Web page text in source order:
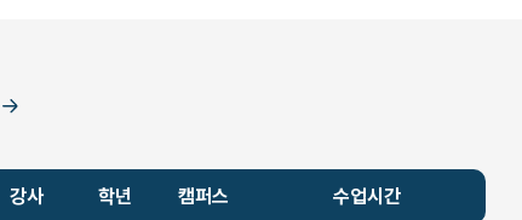
강사 학년 캠퍼스 수업시간